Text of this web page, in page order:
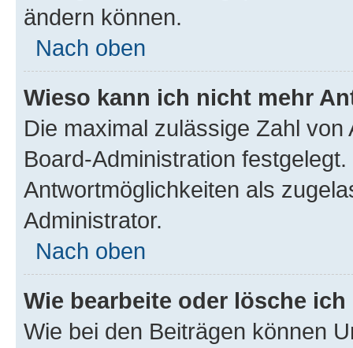
ändern können.
Nach oben
Wieso kann ich nicht mehr
Die maximal zulässige Zahl
Board-Administration
Antwortmöglichkeiten als
Administrator.
Nach oben
Wie bearbeite oder lösche
Wie bei den Beiträgen können